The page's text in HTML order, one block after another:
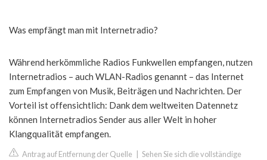
Was empfängt man mit Internetradio?
Während herkömmliche Radios Funkwellen empfangen, nutzen
Internetradios – auch WLAN-Radios genannt – das Internet
zum Empfangen von Musik, Beiträgen und Nachrichten. Der
Vorteil ist offensichtlich: Dank dem weltweiten Datennetz
können Internetradios Sender aus aller Welt in hoher
Klangqualität empfangen.
Antrag auf Entfernung der Quelle Sehen Sie sich die vollständige